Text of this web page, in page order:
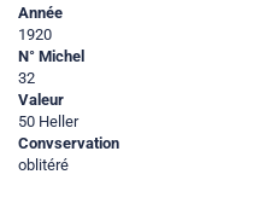
Année
1920
N° Michel
32
Valeur
50 Heller
Convservation
oblitéré